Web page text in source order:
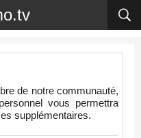
de notre communauté,
vous permettra
supplémentaires.